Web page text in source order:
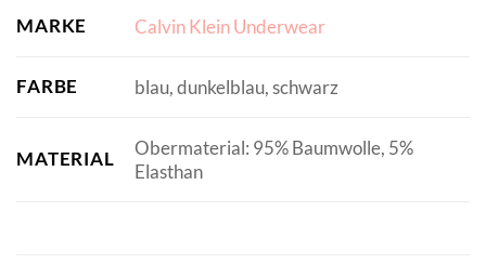
MARKE Calvin Klein Underwear
FARBE blau, dunkelblau, schwarz
MATERIAL
Obermaterial: 95% Baumwolle, 5%
Elasthan